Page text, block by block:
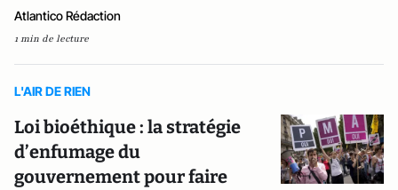
Atlantico Rédaction
1 min de lecture
L'AIR DE RIEN
Loi bioéthique : la stratégie
d’enfumage du
gouvernement pour faire